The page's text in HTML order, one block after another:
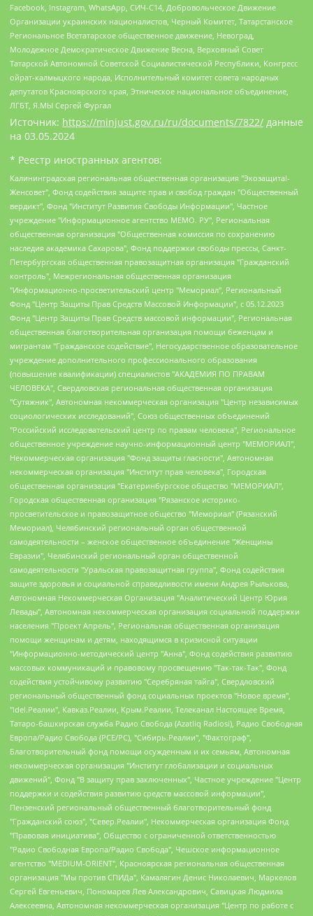
Facebook, Instagram, WhatsApp, СИЧ-С14, Добровольческое Движение
Организации украинских националистов, Черный Комитет, Татарстанское
Региональное Всетатарское общественное движение, Невоград,
Молодежное Демократическое Движение Весна, Верховный Совет
Татарской Автономной Советской Социалистической Республики, Конгресс
ойрат-калмыцкого народа, Исполнительный комитет совета народных
депутатов Красноярского края, Этническое национальное объединение,
ЛГБТ, Я.МЫ Сергей Фургал
Источник: https://minjust.gov.ru/ru/documents/7822/ данные
на 03.05.2024
* Реестр иностранных агентов:
Калининградская региональная общественная организация "Экозащита!-Женсовет", Фонд содействия защите прав и свобод граждан "Общественный вердикт", Фонд "Институт Развития Свободы Информации", Частное учреждение "Информационное агентство МЕМО. РУ", Региональная общественная организация "Общественная комиссия по сохранению наследия академика Сахарова", Фонд поддержки свободы прессы, Санкт-Петербургская общественная правозащитная организация "Гражданский контроль", Межрегиональная общественная организация "Информационно-просветительский центр "Мемориал", Региональный Фонд "Центр Защиты Прав Средств Массовой Информации", с 05.12.2023 Фонд "Центр Защиты Прав Средств массовой информации", Региональная общественная благотворительная организация помощи беженцам и мигрантам "Гражданское содействие", Негосударственное образовательное учреждение дополнительного профессионального образования (повышение квалификации) специалистов "АКАДЕМИЯ ПО ПРАВАМ ЧЕЛОВЕКА", Свердловская региональная общественная организация "Сутяжник", Автономная некоммерческая организация "Центр независимых социологических исследований", Союз общественных объединений "Российский исследовательский центр по правам человека", Региональное общественное учреждение научно-информационный центр "МЕМОРИАЛ", Некоммерческая организация "Фонд защиты гласности", Автономная некоммерческая организация "Институт прав человека", Городская общественная организация "Екатеринбургское общество "МЕМОРИАЛ", Городская общественная организация "Рязанское историко-просветительское и правозащитное общество "Мемориал" (Рязанский Мемориал), Челябинский региональный орган общественной самодеятельности – женское общественное объединение "Женщины Евразии", Челябинский региональный орган общественной самодеятельности "Уральская правозащитная группа", Фонд содействия защите здоровья и социальной справедливости имени Андрея Рылькова, Автономная Некоммерческая Организация "Аналитический Центр Юрия Левады", Автономная некоммерческая организация социальной поддержки населения "Проект Апрель", Региональная общественная организация помощи женщинам и детям, находящимся в кризисной ситуации "Информационно-методический центр "Анна", Фонд содействия развитию массовых коммуникаций и правовому просвещению "Так-так-Так", Фонд содействия устойчивому развитию "Серебряная тайга", Свердловский региональный общественный фонд социальных проектов "Новое время", "Idel.Реалии", Кавказ.Реалии, Крым.Реалии, Телеканал Настоящее Время, Татаро-башкирская служба Радио Свобода (Azatliq Radiosi), Радио Свободная Европа/Радио Свобода (PCE/PC), "Сибирь.Реалии", "Фактограф", Благотворительный фонд помощи осужденным и их семьям, Автономная некоммерческая организация "Институт глобализации и социальных движений", Фонд "В защиту прав заключенных", Частное учреждение "Центр поддержки и содействия развитию средств массовой информации", Пензенский региональный общественный благотворительный фонд "Гражданский союз", "Север.Реалии", Некоммерческая организация Фонд "Правовая инициатива", Общество с ограниченной ответственностью "Радио Свободная Европа/Радио Свобода", Чешское информационное агентство "MEDIUM-ORIENT", Красноярская региональная общественная организация "Мы против СПИДа", Камалягин Денис Николаевич, Маркелов Сергей Евгеньевич, Пономарев Лев Александрович, Савицкая Людмила Алексеевна, Автономная некоммерческая организация "Центр по работе с проблемой насилия "НАСИЛИЮ.НЕТ", Межрегиональный профессиональный союз работников здравоохранения "Альянс врачей", Юридическое лицо, зарегистрированное в Латвийской Республике, SIA "Medusa Project" (регистрационный номер 40103797863, дата регистрации 10.06.2014), Некоммерческая организация "Фонд по борьбе с коррупцией", Автономная некоммерческая организация "Институт права и публичной политики", Баданин Роман Сергеевич, Гликин Максим Александрович, Железнова Мария Михайловна, Лукьянова Юлия Сергеевна, Маетная Елизавета Витальевна, Маняхин Петр Борисович, Чуракова Ольга Владимировна, Ярош Юлия Петровна, Юридическое лицо "The Insider SIA", зарегистрированное в Риге, Латвийская Республика (дата регистрации 26.06.2015), являющееся администратором доменного имени интернет-издания "The Insider SIA", https://theins.ru, Постернак Алексей Евгеньевич, Рубин Михаил Аркадьевич, Анин Роман Александрович, Юридическое лицо Istories fonds, зарегистрированное в Латвийской Республике (регистрационный номер 50008295751, дата регистрации 24.02.2020), Великовский Дмитрий Александрович, Долинина Ирина Николаевна, Мароховская Алеся Алексеевна, Шлейнов Роман Юрьевич, Шмагун Олеся Валентиновна, Общество с ограниченной ответственностью "Альтаир 2021", Общество с ограниченной ответственностью "Вега 2021", Общество с ограниченной ответственностью "Главный редактор 2021", Общество с ограниченной ответственностью "Ромашки монолит", Важенков Артем Валерьевич, Ивановская областная общественная организация "Центр гендерных исследований", Гурман Юрий Альбертович, Медиапроект "ОВД-Инфо", Егоров Владимир Владимирович, Жилинский Владимир Александрович, Общество с ограниченной ответственностью "ЗП", Иванова София Юрьевна, Карезина Инна Павловна, Кильтау Екатерина Викторовна, Петров Алексей Викторович, Пискунов Сергей Евгеньевич, Смирнов Сергей Сергеевич, Тихонов Михаил Сергеевич, Общество с ограниченной ответственностью "ЖУРНАЛИСТ-ИНОСТРАННЫЙ АГЕНТ", Арапова Галина Юрьевна, Вольтская Татьяна Анатольевна, Американская компания "Mason G.E.S. Anonymous Foundation" (США), являющаяся владельцем интернет-издания https://mnews.world/, Компания "Stichting Bellingcat", зарегистрированная в Нидерландах (дата регистрации 11.07.2018), Захаров Андрей Вячеславович, Клепиковская Екатерина Дмитриевна, Общество с ограниченной ответственностью "МЕМО", Перл Роман Александрович, Симонов Евгений Алексеевич, Соловьева Елена Анатольевна, Сотников Даниил Владимирович, Сурначева Елизавета Дмитриевна, Автономная некоммерческая организация по защите прав человека и информированию населения "Якутия – Наше Мнение", Общество с ограниченной ответственностью "Москоу диджитал медиа", с 26.01.2023 Общество с ограниченной ответственностью "Чайка Белые сады", Ветошкина Валерия Валерьевна, Заговора Максим Александрович, Межрегиональное общественное движение "Российская ЛГБТ - сеть", Оленичев Максим Владимирович, Павлов Иван Юрьевич, Скворцова Елена Сергеевна, Общество с ограниченной ответственностью "Как бы инагент", Кочетков Игорь Викторович, Общество с ограниченной ответственностью "Честные выборы", Еланчик Олег Александрович, Общество с ограниченной ответственностью "Нобелевский призыв", Гималова Регина Эмилевна, Григорьев Андрей Валерьевич, Григорьева Алина Александровна, Ассоциация по содействию защите прав призывников, альтернативнослужащих и военнослужащих "Правозащитная группа "Гражданин.Армия.Право", Хисамова Регина Фаритовна, Автономная некоммерческая организация по реализации социально-правовых программ "Лилит", Дальневосточное общественное движение "Маяк", Санкт-Петербургская ЛГБТ-инициативная группа "Выход", Инициативная группа ЛГБТ+ "Реверс", Алексеев Андрей Викторович, Бекбулатова Таисия Львовна, Беляев Иван Михайлович, Владыкина Елена Сергеевна, Гельман Марат Александрович, Никульшина Вероника Юрьевна, Толоконникова Надежда Андреевна, Шендерович Виктор Анатольевич, Общество с ограниченной ответственностью "Данное сообщение", Общество с ограниченной ответственностью Издательский дом "Новая глава", Айнбиндер Александра Александровна, Московский комьюнити-центр для ЛГБТ+инициатив, Благотворительный фонд развития филантропии, Deutsche Welle (Германия, Kurt-Schumacher-Strasse 3, 53113 Bonn), Борзунова Мария Михайловна, Воробьев Виктор Викторович, Голубева Анна Львовна, Константинова Алла Михайловна, Малкова Ирина Владимировна, Мурадов Мурад Абдулгалимович, Осетинская Елизавета Николаевна, Понасенков Евгений Николаевич, Ганапольский Матвей Юрьевич, Киселев Евгений Алексеевич, Борухович Ирина Григорьевна, Дремин Иван Тимофеевич, Дубровский Дмитрий Викторович, Красноярская региональная общественная организация поддержки и развития альтернативных образовательных технологий и межкультурных коммуникаций "ИНТЕРРА", Маяковская Екатерина Алексеевна, Фейгин Марк Захарович, Филимонов Андрей Викторович, Дзугкоева Регина Николаевна, Доброхотов Роман Александрович, Дудь Юрий Александрович, Елкин Сергей Владимирович, Кругликов Кирилл Игоревич, Сабунаева Мария Леонидовна, Семенов Алексей Владимирович, Шаинян Карен Багратович, Шульман Екатерина Михайловна, Асафьев Артур Валерьевич, Вахштайн Виктор Семенович, Венедиктов Алексей Алексеевич, Лушникова Екатерина Евгеньевна, Волков Леонид Михайлович, Невзоров Александр Глебович, Пархоменко Сергей Борисович, Сироткин Ярослав Николаевич, Кара-Мурза Владимир Владимирович, Баранова Наталья Владимировна, Гозман Леонид Яковлевич, Кагарлицкий Борис Юльевич, Климарев Михаил Валерьевич, Милов Владимир Станиславович, Автономная некоммерческая организация Краснодарский центр современного искусства "Типография", Моргенштерн Алишер Тагирович, Соболь Любовь Эдуардовна, Общество с ограниченной ответственностью "ЛИЗА НОРМ", Каспаров Гарри Кимович, Ходорковский Михаил Борисович, Общество с ограниченной ответственностью "Апрельские тезисы", Данилович Ирина Брониславовна, Кашин Олег Владимирович, Петров Николай Владимирович, Пивоваров Алексей Владимирович, Соколов Михаил Владимирович, Цветкова Юлия Владимировна, Чичваркин Евгений Александрович, Комитет против пыток/Команда против пыток, Общество с ограниченной ответственностью "Первый научный", Общество с ограниченной ответственностью "Вертолет и ко", Белоцерковская Вероника Борисовна, Кац Максим Евгеньевич, Лазарева Татьяна Юрьевна, Шаведдинов Руслан Табризович, Яшин Илья Валерьевич, Общество с ограниченной ответственностью "Иноагент ААВ", Алешковский Дмитрий Петрович, Альбац Евгения Марковна, Быков Дмитрий Львович, Галямина Юлия Евгеньевна, Лойко Сергей Леонидович, Мартынов Кирилл Константинович, Медведев Сергей Александрович, Крашенинников Федор Геннадиевич, Гордеева Катерина Вл